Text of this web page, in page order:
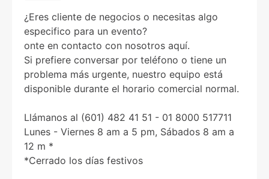
¿Eres cliente de negocios o necesitas algo
especifico para un evento?
onte en contacto con nosotros aquí.
Si prefiere conversar por teléfono o tiene un
problema más urgente, nuestro equipo está
disponible durante el horario comercial normal.
Llámanos al (601) 482 41 51 - 01 8000 517711
Lunes - Viernes 8 am a 5 pm, Sábados 8 am a
12 m *
*Cerrado los días festivos